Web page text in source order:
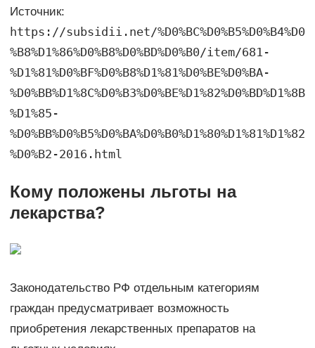
Источник:
https://subsidii.net/%D0%BC%D0%B5%D0%B4%D0
%B8%D1%86%D0%B8%D0%BD%D0%B0/item/681-
%D1%81%D0%BF%D0%B8%D1%81%D0%BE%D0%BA-
%D0%BB%D1%8C%D0%B3%D0%BE%D1%82%D0%BD%D1%8B
%D1%85-
%D0%BB%D0%B5%D0%BA%D0%B0%D1%80%D1%81%D1%82
%D0%B2-2016.html
Кому положены льготы на
лекарства?
Законодательство РФ отдельным категориям
граждан предусматривает возможность
приобретения лекарственных препаратов на